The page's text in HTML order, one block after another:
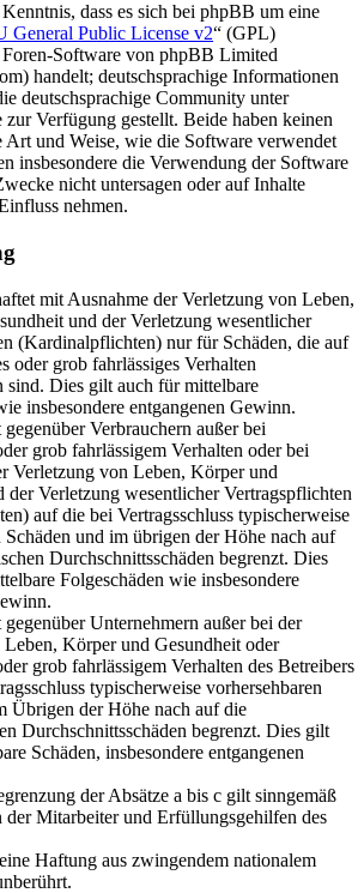
dass es sich bei phpBB um eine
General Public License v2“ (GPL)
Foren-Software von phpBB Limited
handelt; deutschsprachige Informationen
deutschsprachige Community unter
Verfügung gestellt. Beide haben keinen
Art und Weise, wie die Software verwendet
insbesondere die Verwendung der Software
nicht untersagen oder auf Inhalte
nehmen.
mit Ausnahme der Verletzung von Leben,
und der Verletzung wesentlicher
(Kardinalpflichten) nur für Schäden, die auf
oder grob fahrlässiges Verhalten
sind. Dies gilt auch für mittelbare
insbesondere entgangenen Gewinn.
Verbrauchern außer bei
grob fahrlässigem Verhalten oder bei
Verletzung von Leben, Körper und
der Verletzung wesentlicher Vertragspflichten
auf die bei Vertragsschluss typischerweise
Schäden und im übrigen der Höhe nach auf
Durchschnittsschäden begrenzt. Dies
Folgeschäden wie insbesondere
Unternehmern außer bei der
Körper und Gesundheit oder
grob fahrlässigem Verhalten des Betreibers
typischerweise vorhersehbaren
Übrigen der Höhe nach auf die
Durchschnittsschäden begrenzt. Dies gilt
Schäden, insbesondere entgangenen
der Absätze a bis c gilt sinngemäß
der Mitarbeiter und Erfüllungsgehilfen des
Haftung aus zwingendem nationalem